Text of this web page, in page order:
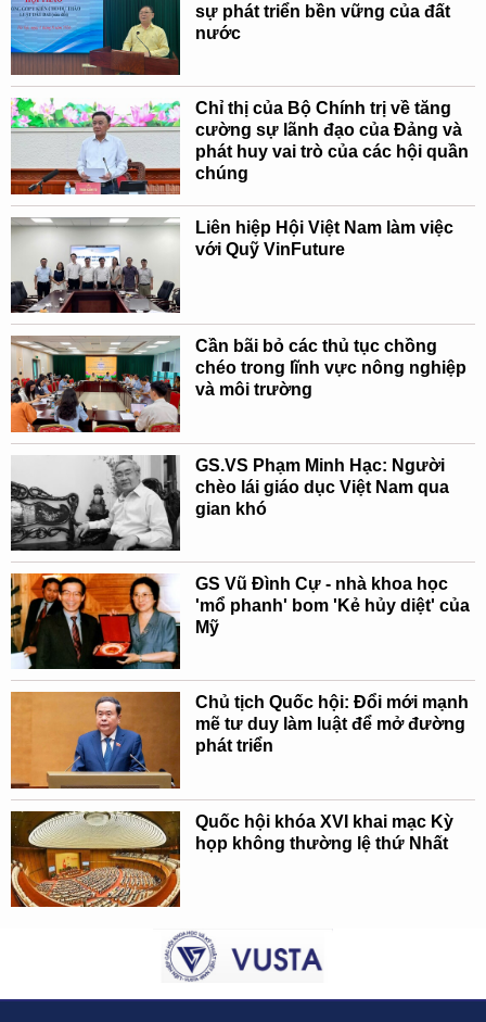
sự phát triển bền vững của đất
nước
Chỉ thị của Bộ Chính trị về tăng
cường sự lãnh đạo của Đảng và
phát huy vai trò của các hội quần
chúng
Liên hiệp Hội Việt Nam làm việc
với Quỹ VinFuture
Cần bãi bỏ các thủ tục chồng
chéo trong lĩnh vực nông nghiệp
và môi trường
GS.VS Phạm Minh Hạc: Người
chèo lái giáo dục Việt Nam qua
gian khó
GS Vũ Đình Cự - nhà khoa học
'mổ phanh' bom 'Kẻ hủy diệt' của
Mỹ
Chủ tịch Quốc hội: Đổi mới mạnh
mẽ tư duy làm luật để mở đường
phát triển
Quốc hội khóa XVI khai mạc Kỳ
họp không thường lệ thứ Nhất